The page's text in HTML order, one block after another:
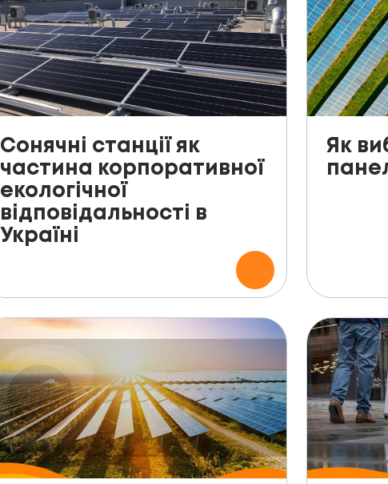
Сонячні станції як
частина корпоративної
екологічної
відповідальності в
Україні
Як